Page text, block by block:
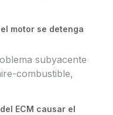
el motor se detenga
subyacente
combustible,
ECM causar el